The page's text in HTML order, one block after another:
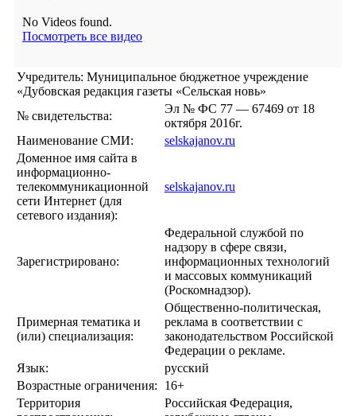
No Videos found.
Посмотреть все видео
Учредитель: Муниципальное бюджетное учреждение
«Дубовская редакция газеты «Сельская новь»
№ свидетельства:
Эл № ФС 77 — 67469 от 18
октября 2016г.
Наименование СМИ:
selskajanov.ru
Доменное имя сайта в
информационно-
телекоммуникационной
сети Интернет (для
сетевого издания):
selskajanov.ru
Зарегистрировано:
Федеральной службой по
надзору в сфере связи,
информационных технологий
и массовых коммуникаций
(Роскомнадзор).
Примерная тематика и
(или) специализация:
Общественно-политическая,
реклама в соответствии с
законодательством Российской
Федерации о рекламе.
Язык:
русский
Возрастные ограничения:
16+
Территория
Российская Федерация,